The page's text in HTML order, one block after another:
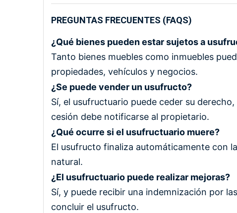
PREGUNTAS FRECUENTES (FAQS)
¿Qué bienes pueden estar sujetos a
Tanto bienes muebles como inmuebles
propiedades, vehículos y negocios.
¿Se puede vender un usufructo?
Sí, el usufructuario puede ceder su
cesión debe notificarse al propietario.
¿Qué ocurre si el usufructuario muere?
El usufructo finaliza automáticamente con
natural.
¿El usufructuario puede realizar mejoras?
Sí, y puede recibir una indemnización por
concluir el usufructo.